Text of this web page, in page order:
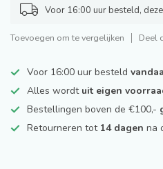
Voor 16:00 uur besteld,
Toevoegen om te vergelijken Deel
Voor 16:00 uur besteld
Alles wordt uit eigen
Bestellingen boven de €100,-
Retourneren tot 14 dagen na